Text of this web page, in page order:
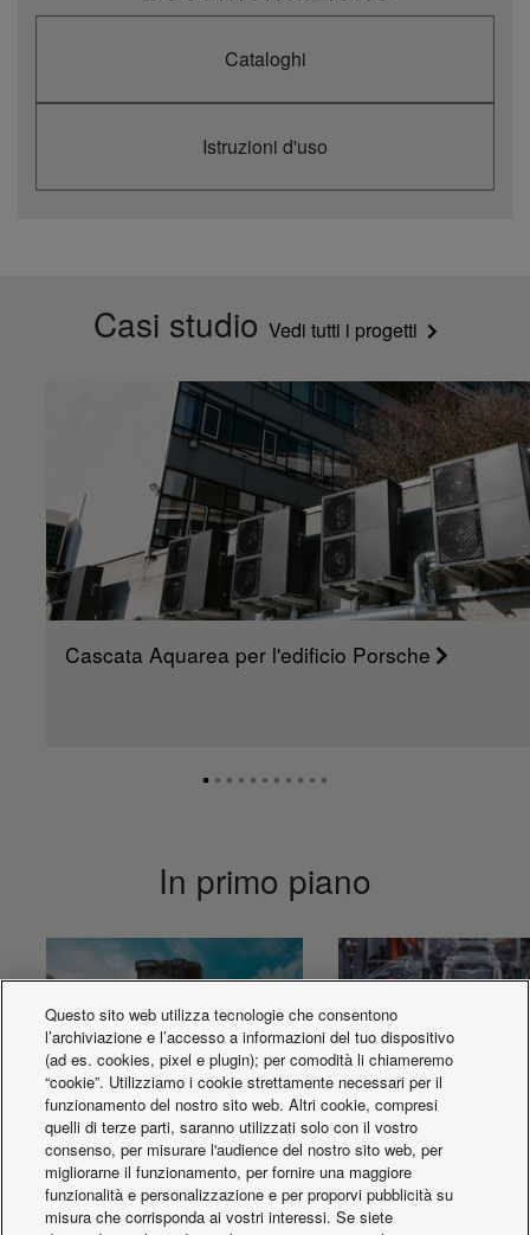
Cataloghi
Istruzioni d'uso
Casi studio Vedi tutti i progetti
Cascata Aquarea per l'edificio Porsche
In primo piano
Pompe di calore chiller
Qualità certificata
Questo sito web utilizza tecnologie che consentono
l’archiviazione e l’accesso a informazioni del tuo dispositivo
(ad es. cookies, pixel e plugin); per comodità li chiameremo
“cookie”. Utilizziamo i cookie strettamente necessari per il
funzionamento del nostro sito web. Altri cookie, compresi
quelli di terze parti, saranno utilizzati solo con il vostro
consenso, per misurare l'audience del nostro sito web, per
migliorarne il funzionamento, per fornire una maggiore
funzionalità e personalizzazione e per proporvi pubblicità su
misura che corrisponda ai vostri interessi. Se siete